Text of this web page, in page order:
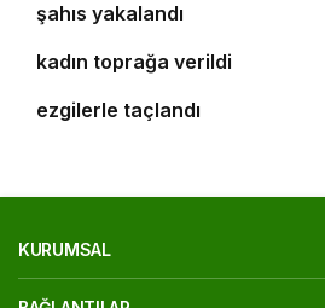
şahıs yakalandı
Bursa’daki silahlı saldırıda
kadın toprağa verildi
‘Osmangazi Ramazan
ezgilerle taçlandı
KURUMSAL